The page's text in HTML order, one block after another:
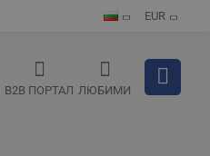
EUR
B2B ПОРТАЛ ЛЮБИМИ